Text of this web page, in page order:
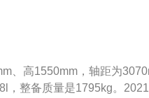
，油箱容积为59l。2021款
、高1550mm，轴距为
，整备质量是1795kg。